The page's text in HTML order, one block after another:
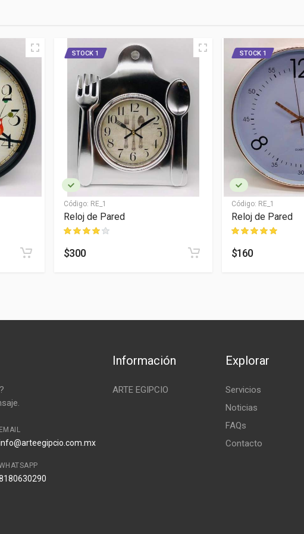
Código: RE_1
STOCK 1
Reloj de Pared
$300
Código: RE_1
STOCK 1
Reloj de Pared
$160
EMAIL
Información
ARTE EGIPCIO
Explorar
Servicios
Noticias
FAQs
Contacto